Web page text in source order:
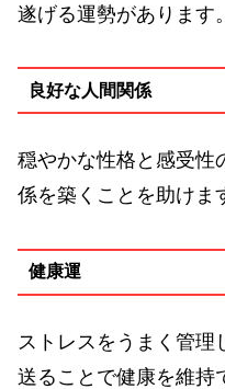
遂げる運勢があります。
良好な人間関係
穏やかな性格と感受性
係を築くことを助けま
健康運
ストレスをうまく管理
送ることで健康を維持